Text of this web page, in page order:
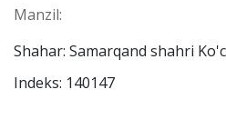
Manzil:
Shahar: Samarqand shahri
Indeks: 140147